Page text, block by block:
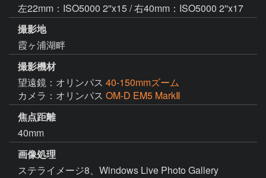
左22mm：ISO5000 2''x15 / 右40mm：ISO5000 2''x17
撮影地
霞ヶ浦湖畔
撮影機材
望遠鏡：オリンパス 40-150mmズーム
カメラ：オリンパス OM-D EM5 MarkⅡ
焦点距離
40mm
画像処理
ステライメージ8、Windows Live Photo Gallery